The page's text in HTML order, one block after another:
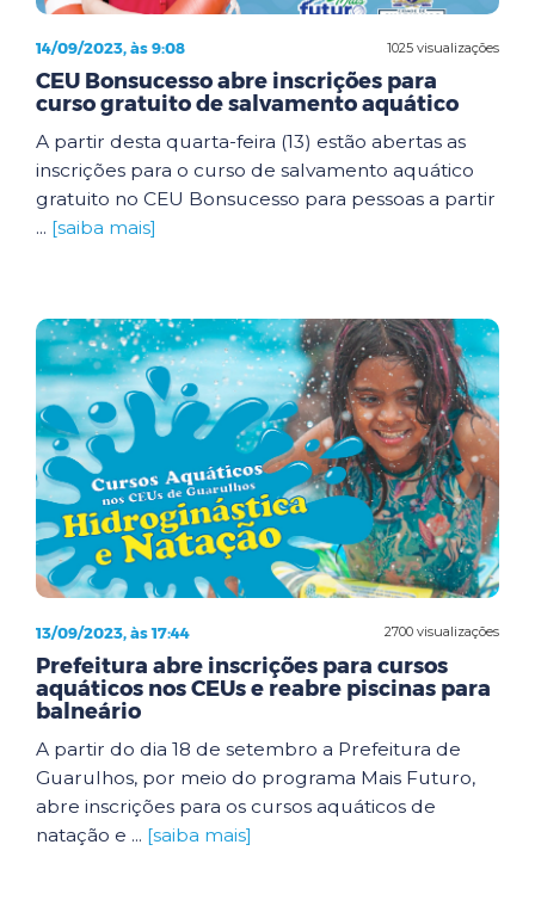
1025 visualizações
14/09/2023, às 9:08
CEU Bonsucesso abre inscrições para
curso gratuito de salvamento aquático
A partir desta quarta-feira (13) estão abertas as
inscrições para o curso de salvamento aquático
gratuito no CEU Bonsucesso para pessoas a partir
... [saiba mais]
2700 visualizações
13/09/2023, às 17:44
Prefeitura abre inscrições para cursos
aquáticos nos CEUs e reabre piscinas para
balneário
A partir do dia 18 de setembro a Prefeitura de
Guarulhos, por meio do programa Mais Futuro,
abre inscrições para os cursos aquáticos de
natação e ... [saiba mais]